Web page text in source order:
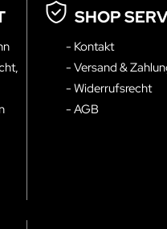
SHOP
- Kontakt
- Versand &
- Widerrufsrecht
- AGB